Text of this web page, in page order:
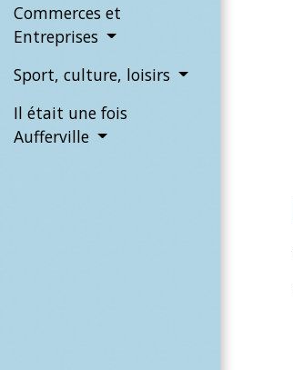
Commerces et
Entreprises
Sport, culture, loisirs
Il était une fois
Aufferville